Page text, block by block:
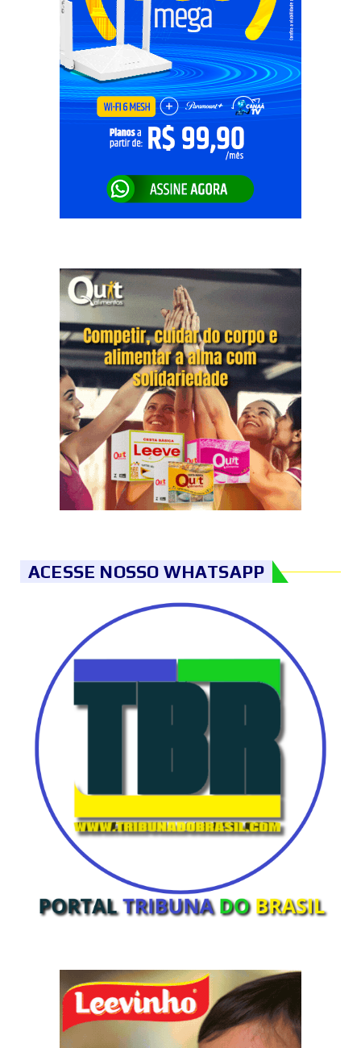
ACESSE NOSSO WHATSAPP